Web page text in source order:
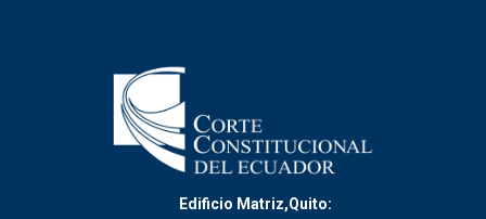
Edificio Matriz,Quito: